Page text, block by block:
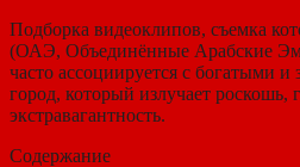
Подборка видеоклипов, съемка
(ОАЭ, Объединённые Арабские
часто ассоциируется с богатыми
город, который излучает роскошь,
экстравагантность.
Содержание